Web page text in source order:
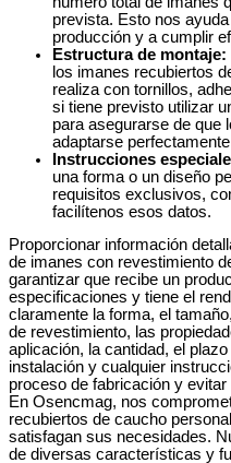
prevista. Esto nos
producción y a cumplir
Estructura de montaje:
los imanes recubiertos
realiza con tornillos,
si tiene previsto utilizar
para asegurarse de que
adaptarse
Instrucciones
una forma o un diseño
requisitos exclusivos,
facilítenos esos datos.
Proporcionar información
de imanes con revestimiento
garantizar que recibe un
especificaciones y tiene el
claramente la forma, el
de revestimiento, las
aplicación, la cantidad, el
instalación y cualquier
proceso de fabricación y
En Osencmag, nos
recubiertos de caucho
satisfagan sus necesidades.
de diversas características y